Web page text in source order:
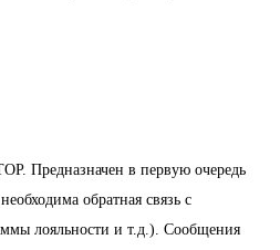
в первую очередь
обратная связь с
лояльности и т.д.). Сообщения